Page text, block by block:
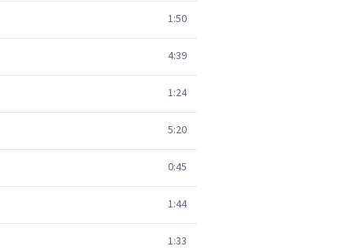
1:50
4:39
1:24
5:20
0:45
1:44
1:33